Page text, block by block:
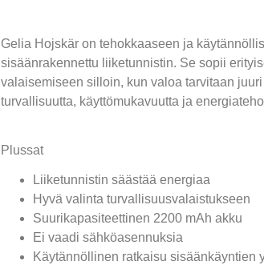
Gelia Hojskär on tehokkaaseen ja
sisäänrakennettu liiketunnistin. Se sopii
valaisemiseen silloin, kun valoa tarvitaan
turvallisuutta, käyttömukavuutta ja
Plussat
Liiketunnistin säästää energiaa
Hyvä valinta turvallisuusvalaistukseen
Suurikapasiteettinen 2200 mAh akku
Ei vaadi sähköasennuksia
Käytännöllinen ratkaisu sisäänkäyntien